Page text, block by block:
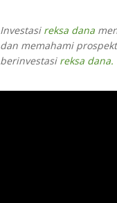
Investasireksa dana
dan memahami
berinvestasireksa dana.